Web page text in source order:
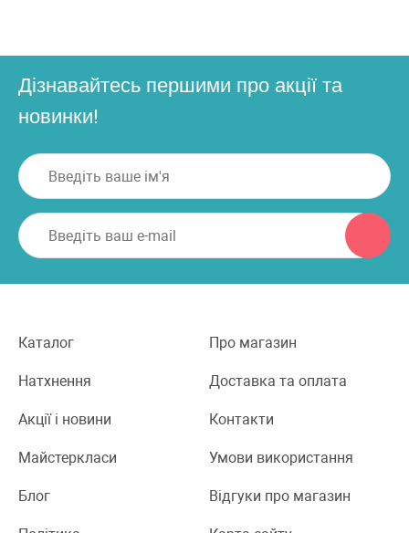
Дізнавайтесь першими про акції та
новинки!
Каталог Про магазин
Натхнення Доставка та оплата
Акції і новини Контакти
Майстеркласи Умови використання
Блог Відгуки про магазин